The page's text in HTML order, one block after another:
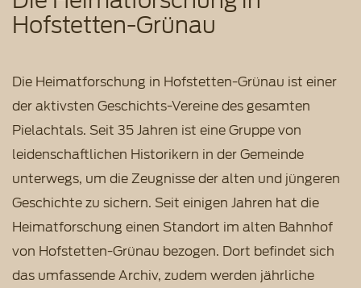
Hofstetten-Grünau
Die Heimatforschung in Hofstetten-Grünau ist einer
der aktivsten Geschichts-Vereine des gesamten
Pielachtals. Seit 35 Jahren ist eine Gruppe von
leidenschaftlichen Historikern in der Gemeinde
unterwegs, um die Zeugnisse der alten und jüngeren
Geschichte zu sichern. Seit einigen Jahren hat die
Heimatforschung einen Standort im alten Bahnhof
von Hofstetten-Grünau bezogen. Dort befindet sich
das umfassende Archiv, zudem werden jährliche